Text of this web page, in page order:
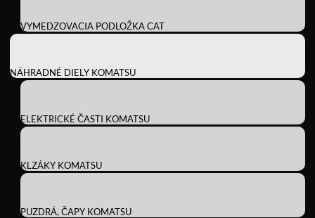
VYMEDZOVACIA PODLOŽKA CAT
NÁHRADNÉ DIELY KOMATSU
ELEKTRICKÉ ČASTI KOMATSU
KLZÁKY KOMATSU
PUZDRÁ, ČAPY KOMATSU